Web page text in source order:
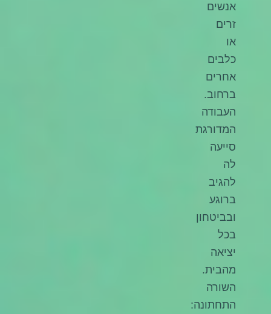
אנשים
זרים
או
כלבים
אחרים
ברחוב.
העבודה
המדורגת
סייעה
לה
להגיב
ברוגע
ובביטחון
בכל
יציאה
מהבית.
השורה
התחתונה: